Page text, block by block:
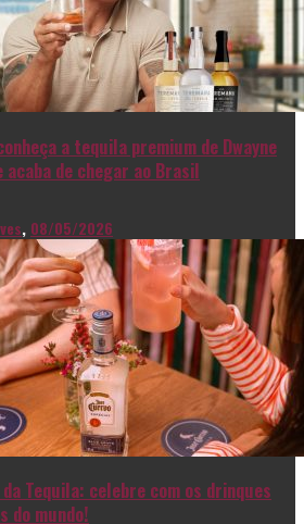
a tequila premium de Dwayne
acaba de chegar ao Brasil
, 08/05/2026
Tequila: celebre com os drinques
do mundo!